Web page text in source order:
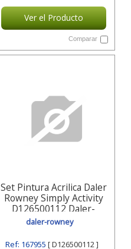
Ver el Producto
Comparar
Set Pintura Acrilica Daler
Rowney Simply Activity
D126500112 Daler-
rowney
daler-rowney
Ref: 167955[ D126500112 ]